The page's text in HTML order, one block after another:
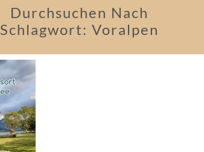
Durchsuchen Nach
Schlagwort: Voralpen